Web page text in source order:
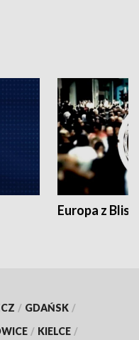
Europa z
/ GDAŃSK /
/ KIELCE /